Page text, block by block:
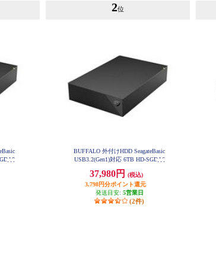
2位
BUFFALO 外付けHDD SeagateBasic
USB3.2(Gen1)対応 6TB HD-SGDA6
37,980円
(税込)
3,798円分ポイント還元
発送目安: 5営業日
(2件)